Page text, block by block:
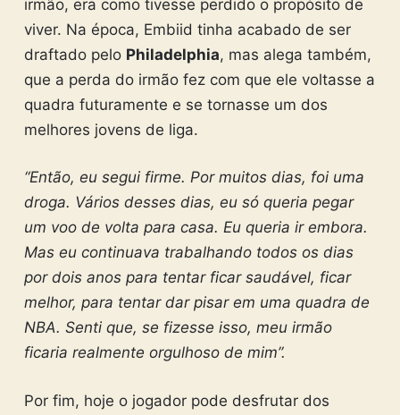
irmão, era como tivesse perdido o propósito de
viver. Na época, Embiid tinha acabado de ser
draftado pelo Philadelphia, mas alega também,
que a perda do irmão fez com que ele voltasse a
quadra futuramente e se tornasse um dos
melhores jovens de liga.
“Então, eu segui firme. Por muitos dias, foi uma
droga. Vários desses dias, eu só queria pegar
um voo de volta para casa. Eu queria ir embora.
Mas eu continuava trabalhando todos os dias
por dois anos para tentar ficar saudável, ficar
melhor, para tentar dar pisar em uma quadra de
NBA. Senti que, se fizesse isso, meu irmão
ficaria realmente orgulhoso de mim”.
Por fim, hoje o jogador pode desfrutar dos